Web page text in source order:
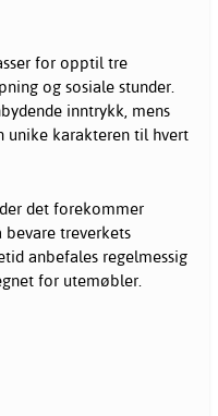
for opptil tre
og sosiale stunder.
inntrykk, mens
unike karakteren til hvert
det forekommer
bevare treverkets
anbefales regelmessig
for utemøbler.